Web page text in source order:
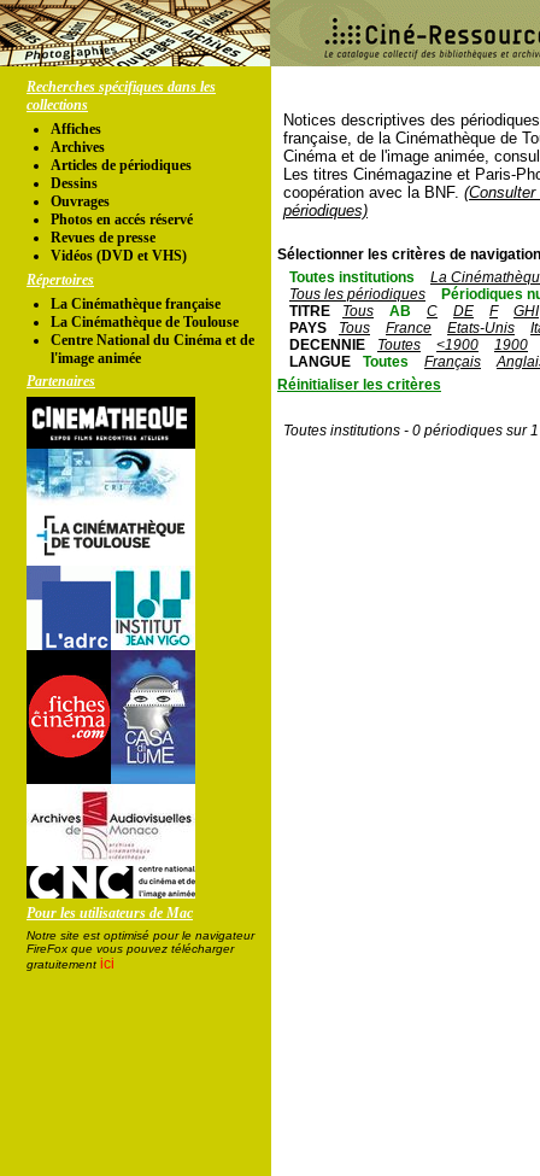
Recherches spécifiques dans les
collections
Affiches
Archives
Articles de périodiques
Dessins
Ouvrages
Photos en accés réservé
Revues de presse
Vidéos (DVD et VHS)
Répertoires
La Cinémathèque française
La Cinémathèque de Toulouse
Centre National du Cinéma et de
l'image animée
Partenaires
Pour les utilisateurs de Mac
Notre site est optimisé pour le navigateur
FireFox que vous pouvez télécharger
gratuitement ici
Notices descriptives des
française, de la Cinémathèque de
Cinéma et de l'image animée,
Les titres Cinémagazine et Paris-
coopération avec la BNF.
périodiques)
Sélectionner les critères de
Toutes institutions
La
Tous les périodiques
Périodiques
TITRE
Tous AB C DE F
GHI
PAYS
Tous France Etats-Unis
DECENNIE
Toutes <1900
1900
LANGUE
Toutes Français
Réinitialiser les critères
Toutes institutions - 0 périodiques sur